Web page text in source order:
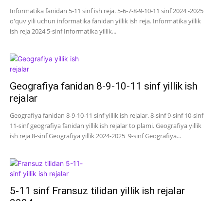
Informatika fanidan 5-11 sinf ish reja. 5-6-7-8-9-10-11 sinf 2024 -2025
o'quv yili uchun informatika fanidan yillik ish reja. Informatika yillik
ish reja 2024 5-sinf Informatika yillik...
Geografiya fanidan 8-9-10-11 sinf yillik ish
rejalar
Geografiya fanidan 8-9-10-11 sinf yillik ish rejalar. 8-sinf 9-sinf 10-sinf
11-sinf geografiya fanidan yillik ish rejalar to'plami. Geografiya yillik
ish reja 8-sinf Geografiya yillik 2024-2025 9-sinf Geografiya...
5-11 sinf Fransuz tilidan yillik ish rejalar